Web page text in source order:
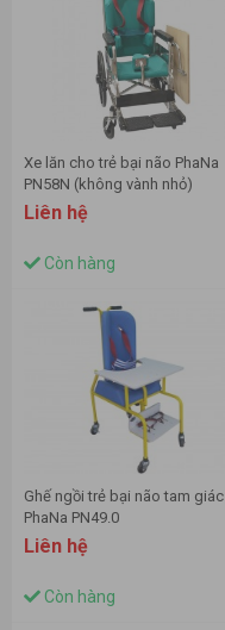
Xe lăn cho trẻ bại não PhaNa
PN58N (không vành nhỏ)
Liên hệ
Còn hàng
Ghế ngồi trẻ bại não tam giác
PhaNa PN49.0
Liên hệ
Còn hàng